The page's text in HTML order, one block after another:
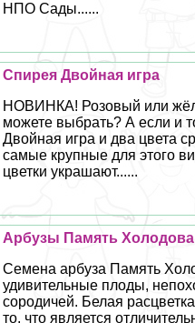
НПО Сады......
Спирея Двойная игра
НОВИНКА! Розовый или
можете выбрать? А если и
Двойная игра и два цвета
самые крупные для этого
цветки украшают......
Арбузы Память Холодова
Семена арбуза Память
удивительные плоды,
сородичей. Белая
то, что является